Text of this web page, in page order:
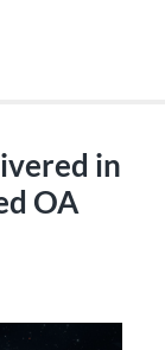
in
OA